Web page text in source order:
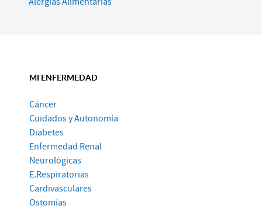
MI ENFERMEDAD
Cáncer
Cuidados y Autonomía
Diabetes
Enfermedad Renal
Neurológicas
E.Respiratorias
Cardivasculares
Ostomías